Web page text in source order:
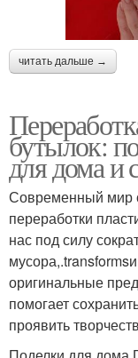
читать дальше →
бутылок:
для дома и
Современный мир
переработки
нас под силу
оригинальные
помогает
проявить